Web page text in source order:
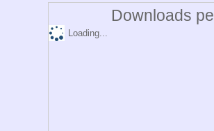
Downloads
Loading...